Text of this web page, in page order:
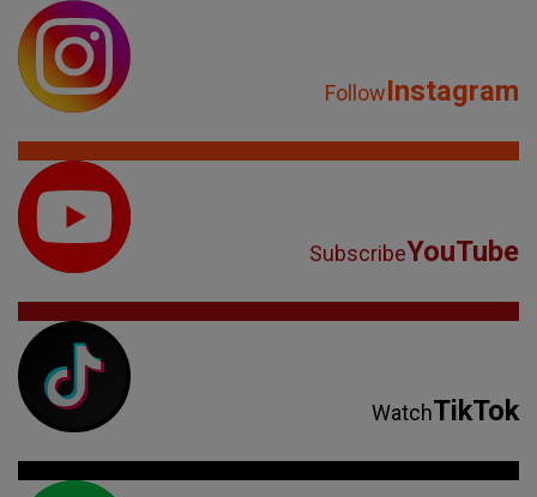
FollowInstagram
SubscribeYouTube
WatchTikTok